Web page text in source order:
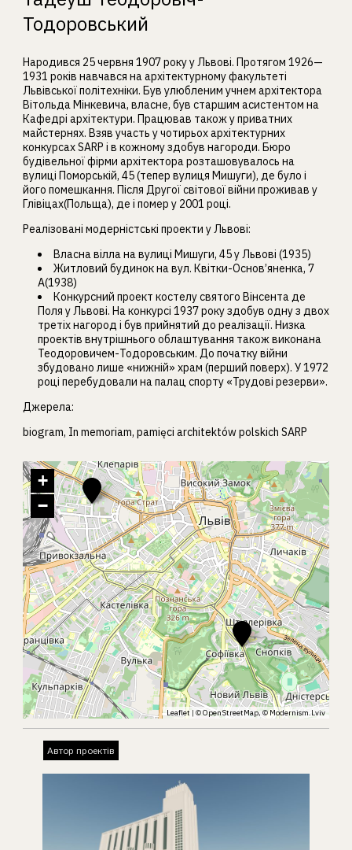
Тодоровський
Народився 25 червня 1907 року у Львові. Протягом 1926—
1931 років навчався на архітектурному факультеті
Львівської політехніки. Був улюбленим учнем архітектора
Вітольда Мінкевича, власне, був старшим асистентом на
Кафедрі архітектури. Працював також у приватних
майстернях. Взяв участь у чотирьох архітектурних
конкурсах SARP і в кожному здобув нагороди. Бюро
будівельної фірми архітектора розташовувалось на
вулиці Поморській, 45 (тепер вулиця Мишуги), де було і
його помешкання. Після Другої світової війни проживав у
Глівіцах(Польща), де і помер у 2001 році.
Реалізовані модерністські проекти у Львові:
Власна вілла на вулиці Мишуги, 45 у Львові (1935)
Житловий будинок на вул. Квітки-Основ’яненка, 7
А(1938)
Конкурсний проект костелу святого Вінсента де
Поля у Львові. На конкурсі 1937 року здобув одну з двох
третіх нагород і був прийнятий до реалізації. Низка
проектів внутрішнього облаштування також виконана
Теодоровичем-Тодоровським. До початку війни
збудовано лише «нижній» храм (перший поверх). У 1972
році перебудовали на палац спорту «Трудові резерви».
Джерела:
biogram, In memoriam, pamięci architektów polskich SARP
+
−
Leaflet | ©OpenStreetMap, ©Modernism.Lviv
Автор проектів